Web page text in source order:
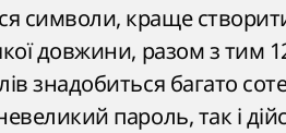
символи, краще
довжини, разом з тим
знадобиться багато
пароль, так і